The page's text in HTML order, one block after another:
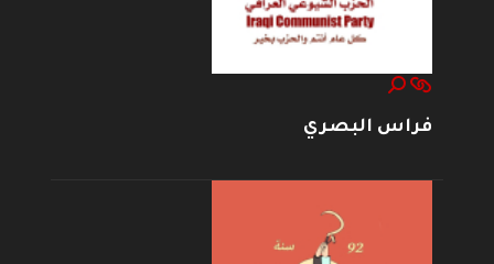
فراس البصري